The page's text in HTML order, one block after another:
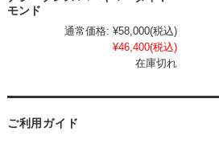
モンド
通常価格: ¥58,000(税込)
¥46,400(税込)
在庫切れ
ご利用ガイド